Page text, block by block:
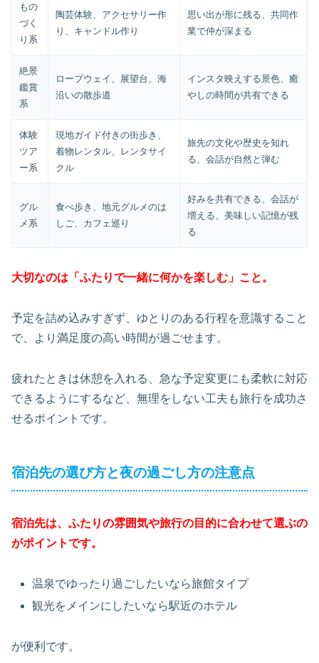
もの
づく
り系
陶芸体験、アクセサリー作
り、キャンドル作り
思い出が形に残る、共同作
業で仲が深まる
絶景
鑑賞
系
ロープウェイ、展望台、海
沿いの散歩道
インスタ映えする景色、癒
やしの時間が共有できる
体験
ツア
ー系
現地ガイド付きの街歩き、
着物レンタル、レンタサイ
クル
旅先の文化や歴史を知れ
る、会話が自然と弾む
グル
メ系
食べ歩き、地元グルメのは
しご、カフェ巡り
好みを共有できる、会話が
増える、美味しい記憶が残
る
大切なのは「ふたりで一緒に何かを楽しむ」こと。
予定を詰め込みすぎず、ゆとりのある行程を意識すること
で、より満足度の高い時間が過ごせます。
疲れたときは休憩を入れる、急な予定変更にも柔軟に対応
できるようにするなど、無理をしない工夫も旅行を成功さ
せるポイントです。
宿泊先の選び方と夜の過ごし方の注意点
宿泊先は、ふたりの雰囲気や旅行の目的に合わせて選ぶの
がポイントです。
温泉でゆったり過ごしたいなら旅館タイプ
観光をメインにしたいなら駅近のホテル
が便利です。